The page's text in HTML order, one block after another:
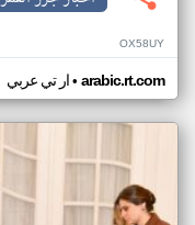
OX58UY
ار تي عربي• arabic.rt.com